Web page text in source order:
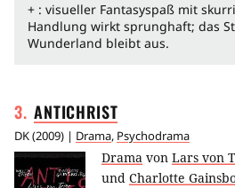
+ : visueller Fantasyspaß mit
Handlung wirkt sprunghaft; das
Wunderland bleibt aus.
3. ANTICHRIST
DK(2009) | Drama, Psychodrama
Drama von Lars von
und Charlotte